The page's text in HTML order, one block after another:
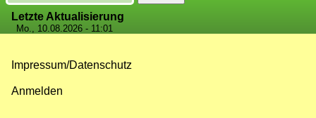
Letzte Aktualisierung
Mo., 10.08.2026 - 11:01
Impressum/Datenschutz
Anmelden